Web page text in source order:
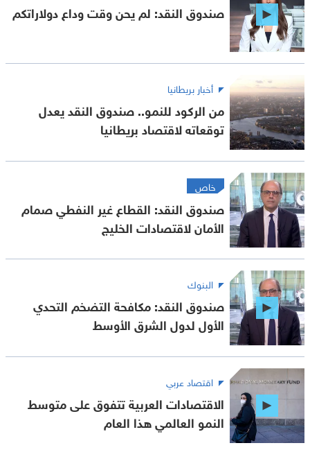
صندوق النقد: لم يحن وقت وداع دولاراتكم
أخبار بريطانيا
من الركود للنمو.. صندوق النقد يعدل
توقعاته لاقتصاد بريطانيا
خاص
صندوق النقد: القطاع غير النفطي صمام
الأمان لاقتصادات الخليج
البنوك
صندوق النقد: مكافحة التضخم التحدي
الأول لدول الشرق الأوسط
اقتصاد عربي
الاقتصادات العربية تتفوق على متوسط
النمو العالمي هذا العام